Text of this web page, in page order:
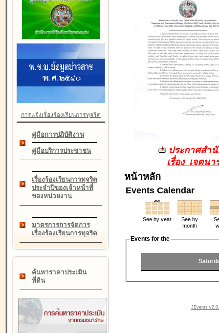
การแจ้งเรื่องร้องเรียนการทุจริต
คู่มือการปฏิบัติงาน
คู่มือบริการประชาชน
เรื่องร้องเรียนการทุจริต
ประจำปีของเจ้าหน้าที่
ของหน่วยงาน
มาตรการการจัดการ
เรื่องร้องเรียนการทุจริต
ค้นหาราคาประเมิน
ที่ดิน
ประกาศสำ
เรื่อง เจตน
หน้าหลัก
Events Calendar
See by year
See by
month
Events for the
JEvents